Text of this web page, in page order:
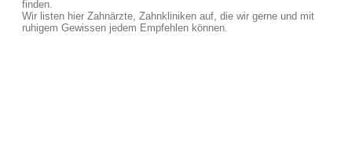
finden.
Wir listen hier Zahnärzte, Zahnkliniken auf, die wir gerne und mit
ruhigem Gewissen jedem Empfehlen können.